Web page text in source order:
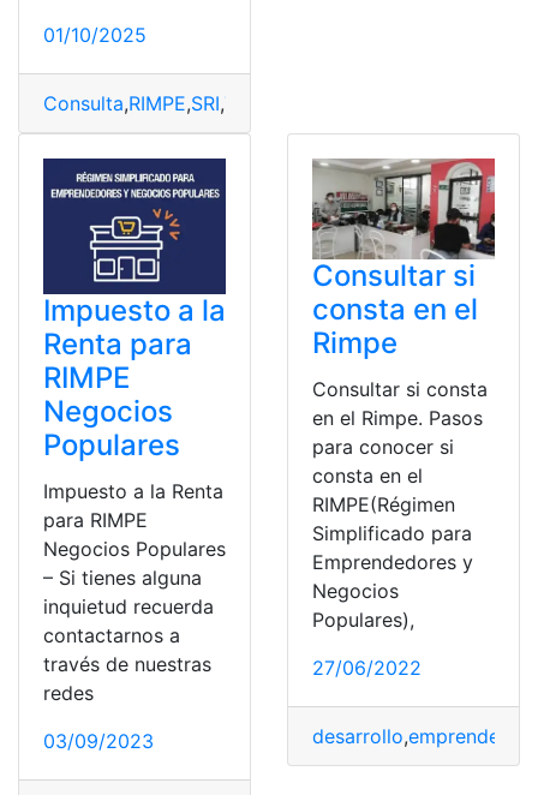
01/10/2025
Consulta,RIMPE,SRI,Tramites
Impuesto a la
Renta para
RIMPE
Negocios
Populares
Impuesto a la Renta
para RIMPE
Negocios Populares
– Si tienes alguna
inquietud recuerda
contactarnos a
través de nuestras
redes
03/09/2023
Consultar si
consta en el
Rimpe
Consultar si consta
en el Rimpe. Pasos
para conocer si
consta en el
RIMPE(Régimen
Simplificado para
Emprendedores y
Negocios
Populares),
27/06/2022
desarrollo,